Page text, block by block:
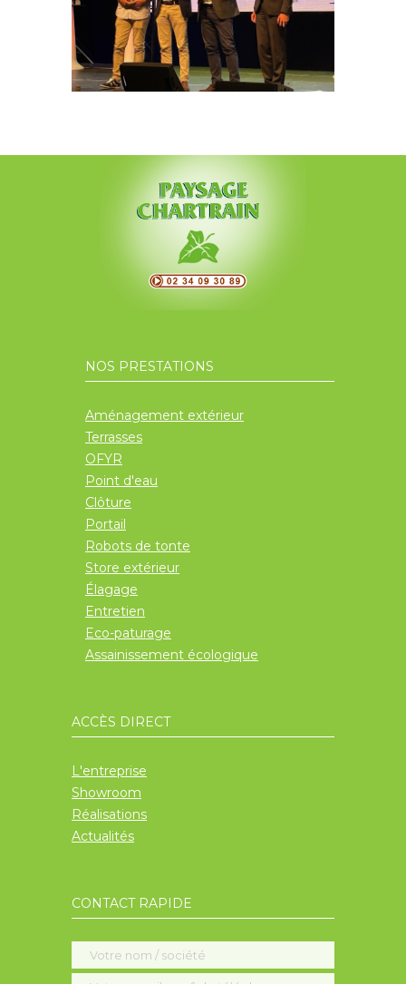
NOS PRESTATIONS
Aménagement extérieur
Terrasses
OFYR
Point d'eau
Clôture
Portail
Robots de tonte
Store extérieur
Élagage
Entretien
Eco-paturage
Assainissement écologique
ACCÈS DIRECT
L'entreprise
Showroom
Réalisations
Actualités
CONTACT RAPIDE